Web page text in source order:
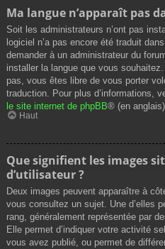
Ma langue n’apparaît pas
Soit les administrateurs n’ont pas
logiciel n’a pas encore été traduit
demander à un administrateur du
installer la langue que vous
pas, vous êtes libre de vous porter
traduction. Pour plus d’informations,
le site internet de phpBB® (en anglais).
Haut
Que signifient les images
d’utilisateur ?
Deux images peuvent apparaître à
vous consultez un sujet. Une d’elles
rang, généralement représentée par
Elle permet d’indiquer votre activité
vous avez publié, ou permet de